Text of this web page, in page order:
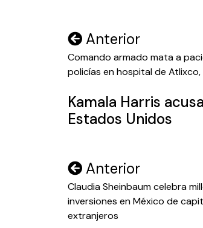
Navegación
de
entradas
Anterior
Comando armado mata a
policías en hospital de Atlixco,
Kamala Harris
Estados Unidos
Navegación
de
entradas
Anterior
Claudia Sheinbaum celebra
inversiones en México de
extranjeros